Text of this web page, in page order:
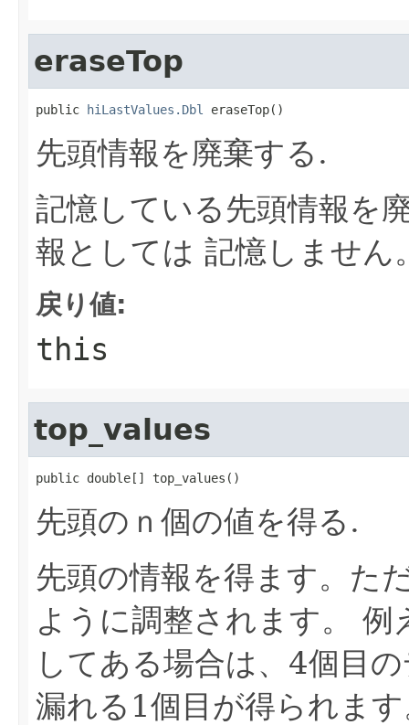
eraseTop
public hiLastValues.Dbl eraseTop()
先頭情報を廃棄する.
記憶している先頭情報を
報としては 記憶しません
戻り値:
this
top_values
public double[] top_values()
先頭のｎ個の値を得る.
先頭の情報を得ます。た
ように調整されます。
してある場合は、4個目
漏れる1個目が得られま